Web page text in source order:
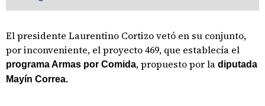
El presidente Laurentino Cortizo vetó en su conjunto,
por inconveniente, el proyecto 469, que establecía el
programa Armas por Comida, propuesto por la diputada
Mayín Correa.